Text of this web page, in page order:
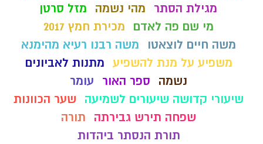
מגילת הסתר
מהי נשמה
מזל סרטן
מי שם פה לאדם
מכירת חמץ 2017
משה חיים לוצאטו
משה רבנו רעיא מהימנא
משפיע על מנת להשפיע מתנות לאביונים
נשמה
ספר האור
עומר
שיעורי קדושה שיעורים לשמיעה
שער הכוונות
שפחה תירש גבירתה
תורה
תורת הנסתר ביהדות